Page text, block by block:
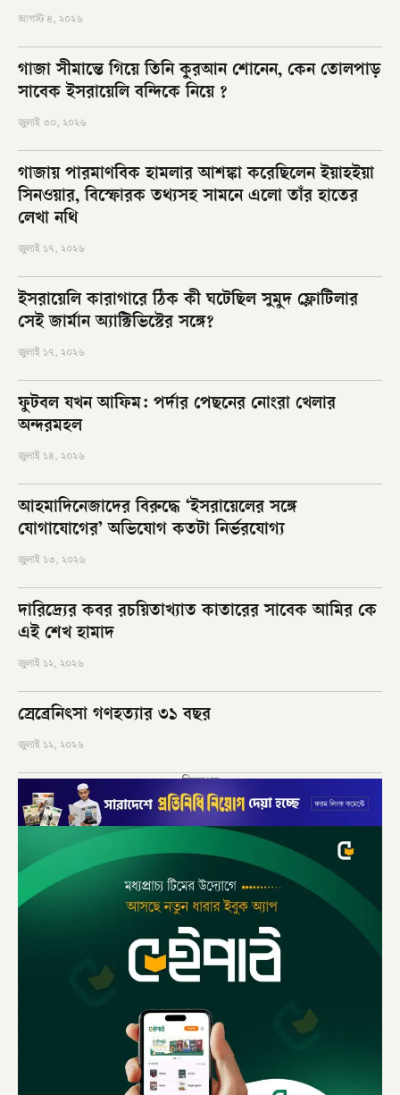
আগস্ট ৪, ২০২৬
গাজা সীমান্তে গিয়ে তিনি কুরআন শোনেন, কেন তোলপাড়
সাবেক ইসরায়েলি বন্দিকে নিয়ে ?
জুলাই ৩০, ২০২৬
গাজায় পারমাণবিক হামলার আশঙ্কা করেছিলেন ইয়াহইয়া
সিনওয়ার, বিস্ফোরক তথ্যসহ সামনে এলো তাঁর হাতের
লেখা নথি
জুলাই ১৭, ২০২৬
ইসরায়েলি কারাগারে ঠিক কী ঘটেছিল সুমুদ ফ্লোটিলার
সেই জার্মান অ্যাক্টিভিস্টের সঙ্গে?
জুলাই ১৭, ২০২৬
ফুটবল যখন আফিম: পর্দার পেছনের নোংরা খেলার
অন্দরমহল
জুলাই ১৪, ২০২৬
আহমাদিনেজাদের বিরুদ্ধে ‘ইসরায়েলের সঙ্গে
যোগাযোগের’ অভিযোগ কতটা নির্ভরযোগ্য
জুলাই ১৩, ২০২৬
দারিদ্র্যের কবর রচয়িতাখ্যাত কাতারের সাবেক আমির কে
এই শেখ হামাদ
জুলাই ১২, ২০২৬
স্রেব্রেনিৎসা গণহত্যার ৩১ বছর
জুলাই ১২, ২০২৬
বিজ্ঞাপন